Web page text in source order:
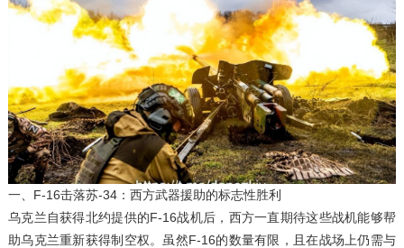
一、F-16击落苏-34：西方武器援助的标志性胜利
乌克兰自获得北约提供的F-16战机后，西方一直期待这些战机能够帮
助乌克兰重新获得制空权。虽然F-16的数量有限，且在战场上仍需与